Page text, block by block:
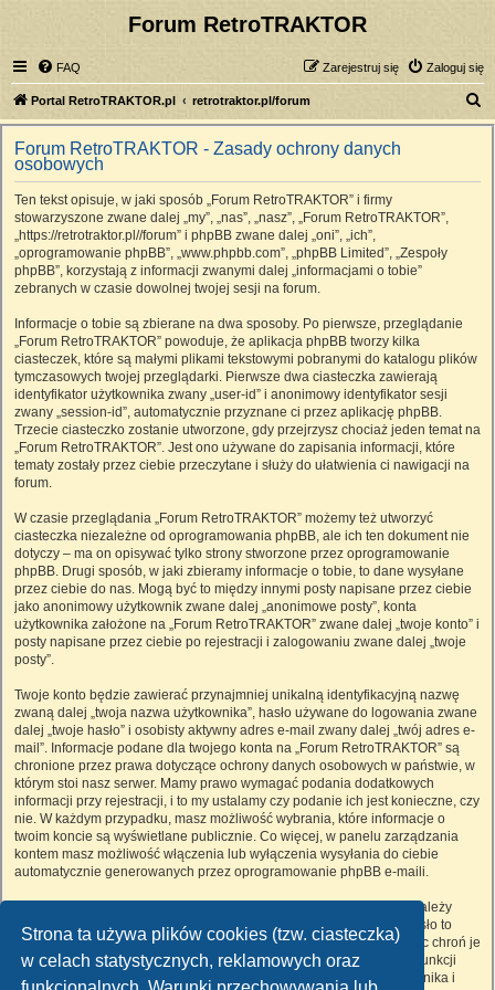
Strona ta używa plików cookies (tzw. ciasteczka)
w celach statystycznych, reklamowych oraz
Forum RetroTRAKTOR
FAQ Zaloguj się
Zarejestruj się
Portal RetroTRAKTOR.pl retrotraktor.pl/forum
z
Forum RetroTRAKTOR - Zasady ochrony danych
osobowych
Ten tekst opisuje, w jaki sposób „Forum RetroTRAKTOR” i firmy
stowarzyszone zwane dalej „my”, „nas”, „nasz”, „Forum RetroTRAKTOR”,
„https://retrotraktor.pl//forum” i phpBB zwane dalej „oni”, „ich”,
„oprogramowanie phpBB”, „www.phpbb.com”, „phpBB Limited”, „Zespoły
phpBB”, korzystają z informacji zwanymi dalej „informacjami o tobie”
zebranych w czasie dowolnej twojej sesji na forum.
Informacje o tobie są zbierane na dwa sposoby. Po pierwsze, przeglądanie
„Forum RetroTRAKTOR” powoduje, że aplikacja phpBB tworzy kilka
ciasteczek, które są małymi plikami tekstowymi pobranymi do katalogu plików
tymczasowych twojej przeglądarki. Pierwsze dwa ciasteczka zawierają
identyfikator użytkownika zwany „user-id” i anonimowy identyfikator sesji
zwany „session-id”, automatycznie przyznane ci przez aplikację phpBB.
Trzecie ciasteczko zostanie utworzone, gdy przejrzysz chociaż jeden temat na
„Forum RetroTRAKTOR”. Jest ono używane do zapisania informacji, które
tematy zostały przez ciebie przeczytane i służy do ułatwienia ci nawigacji na
forum.
W czasie przeglądania „Forum RetroTRAKTOR” możemy też utworzyć
ciasteczka niezależne od oprogramowania phpBB, ale ich ten dokument nie
dotyczy – ma on opisywać tylko strony stworzone przez oprogramowanie
phpBB. Drugi sposób, w jaki zbieramy informacje o tobie, to dane wysyłane
przez ciebie do nas. Mogą być to między innymi posty napisane przez ciebie
jako anonimowy użytkownik zwane dalej „anonimowe posty”, konta
użytkownika założone na „Forum RetroTRAKTOR” zwane dalej „twoje konto” i
posty napisane przez ciebie po rejestracji i zalogowaniu zwane dalej „twoje
posty”.
Twoje konto będzie zawierać przynajmniej unikalną identyfikacyjną nazwę
zwaną dalej „twoja nazwa użytkownika”, hasło używane do logowania zwane
dalej „twoje hasło” i osobisty aktywny adres e-mail zwany dalej „twój adres e-
mail”. Informacje podane dla twojego konta na „Forum RetroTRAKTOR” są
chronione przez prawa dotyczące ochrony danych osobowych w państwie, w
którym stoi nasz serwer. Mamy prawo wymagać podania dodatkowych
informacji przy rejestracji, i to my ustalamy czy podanie ich jest konieczne, czy
nie. W każdym przypadku, masz możliwość wybrania, które informacje o
twoim koncie są wyświetlane publicznie. Co więcej, w panelu zarządzania
kontem masz możliwość włączenia lub wyłączenia wysyłania do ciebie
automatycznie generowanych przez oprogramowanie phpBB e-maili.
Twoje hasło jest zaszyfrowane, więc jest bezpieczne, niemniej nie należy
używać tego samego hasła na różnych witrynach internetowych. Hasło to
umożliwia dostęp do twojego konta na „Forum RetroTRAKTOR”, więc chroń je
i w żadnym wypadku nie podawajnikomu. Jeśli je zapomnisz, użyj funkcji
„Nie pamiętam hasła”. Witryna poprosi cię o podanie nazwy użytkownika i